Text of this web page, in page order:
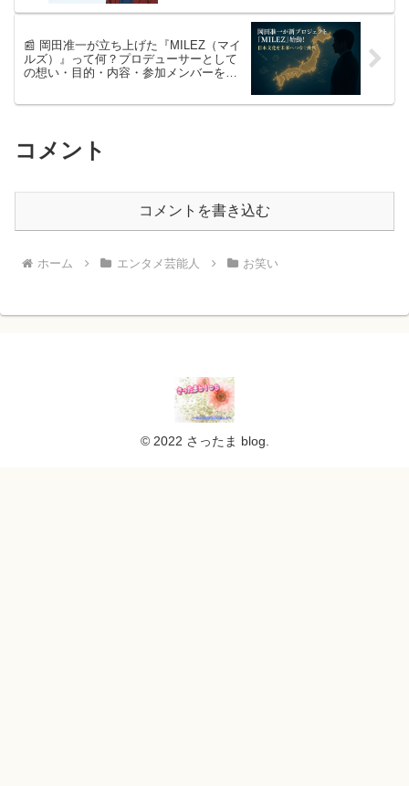
📰 岡田准一が立ち上げた『MILEZ（マイ
ルズ）』って何？プロデューサーとして
の想い・目的・内容・参加メンバーを紹
コメント
コメントを書き込む
ホーム エンタメ芸能人 お笑い
© 2022 さったま blog.